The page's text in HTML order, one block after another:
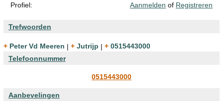
Profiel:
Aanmelden of Registreren
Trefwoorden
+ Peter Vd Meeren | + Jutrijp |
+ 0515443000
Telefoonnummer
0515443000
Aanbevelingen